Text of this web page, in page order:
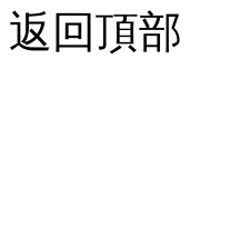
返回頂部